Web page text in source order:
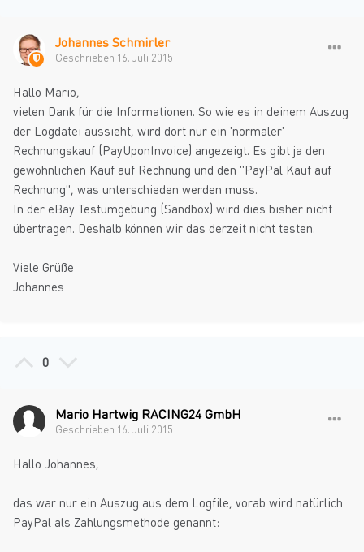
Johannes Schmirler
Geschrieben 16. Juli 2015
Hallo Mario,
vielen Dank für die Informationen. So wie es in deinem Auszug
der Logdatei aussieht, wird dort nur ein 'normaler'
Rechnungskauf (PayUponInvoice) angezeigt. Es gibt ja den
gewöhnlichen Kauf auf Rechnung und den "PayPal Kauf auf
Rechnung", was unterschieden werden muss.
In der eBay Testumgebung (Sandbox) wird dies bisher nicht
übertragen. Deshalb können wir das derzeit nicht testen.
Viele Grüße
Johannes
0
Mario Hartwig RACING24 GmbH
Geschrieben 16. Juli 2015
Hallo Johannes,
das war nur ein Auszug aus dem Logfile, vorab wird natürlich
PayPal als Zahlungsmethode genannt: